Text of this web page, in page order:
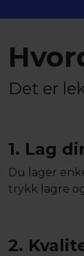
Det er
1. Lag
Du lager
trykk lagre
2.